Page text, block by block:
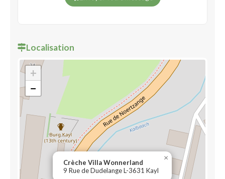
Localisation
Crèche Villa Wonnerland
9 Rue de Dudelange L-3631 Kayl
×
+
−